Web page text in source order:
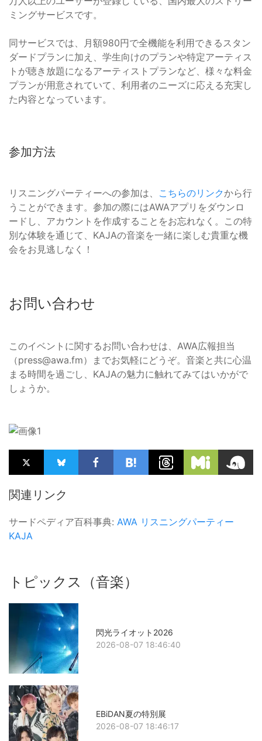
ミングサービスです。
同サービスでは、月額980円で全機能を利用できるスタン
ダードプランに加え、学生向けのプランや特定アーティス
トが聴き放題になるアーティストプランなど、様々な料金
プランが用意されていて、利用者のニーズに応える充実し
た内容となっています。
参加方法
リスニングパーティーへの参加は、 こちらのリンクから行
うことができます。参加の際にはAWAアプリをダウンロ
ードし、アカウントを作成することをお忘れなく。この特
別な体験を通じて、KAJAの音楽を一緒に楽しむ貴重な機
会をお見逃しなく！
お問い合わせ
このイベントに関するお問い合わせは、AWA広報担当
（press@awa.fm）までお気軽にどうぞ。音楽と共に心温
まる時間を過ごし、KAJAの魅力に触れてみてはいかがで
しょうか。
関連リンク
サードペディア百科事典: AWA リスニングパーティー
KAJA
トピックス（音楽）
閃光ライオット2026
2026-08-07 18:46:40
EBiDAN夏の特別展
2026-08-07 18:46:17